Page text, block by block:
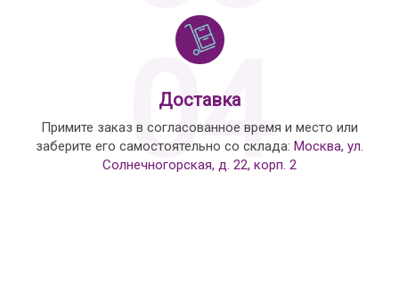
04
Доставка
Примите заказ в согласованное время и место или
заберите его самостоятельно со склада: Москва, ул.
Солнечногорская, д. 22, корп. 2